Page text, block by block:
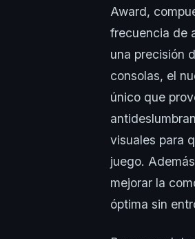
Award,
frecuencia de
una precisión
consolas, el
único que
visuales para
juego.
mejorar la
óptima sin